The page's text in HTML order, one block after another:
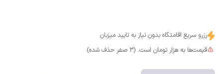
رزرو سریع اقامتگاه بدون نیاز به تایید میزبان
قیمت‌ها به هزار تومان است. (3 صفر حذف شده)